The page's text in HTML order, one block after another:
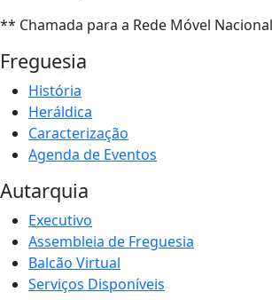
** Chamada para a Rede Móvel Nacional
Freguesia
História
Heráldica
Caracterização
Agenda de Eventos
Autarquia
Executivo
Assembleia de Freguesia
Balcão Virtual
Serviços Disponíveis